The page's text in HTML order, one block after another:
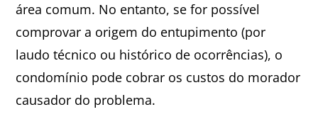
área comum. No entanto, se for possível
comprovar a origem do entupimento (por
laudo técnico ou histórico de ocorrências), o
condomínio pode cobrar os custos do morador
causador do problema.